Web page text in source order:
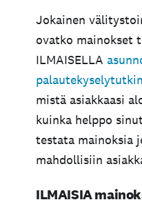
Jokainen
ovatko mainokset
ILMAISELLA
mistä asiakkaasi
kuinka helppo
testata mainoksia
mahdollisiin
ILMAISIA